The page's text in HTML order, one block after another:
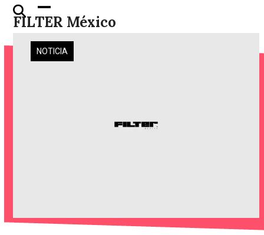
Skip
FILTER México
Open
mobile
menu
Close
mobile
menu
NOTICIA